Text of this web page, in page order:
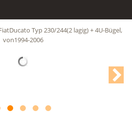
Typ 230/244(2 lagig) + 4U-Bügel,
von1994-2006